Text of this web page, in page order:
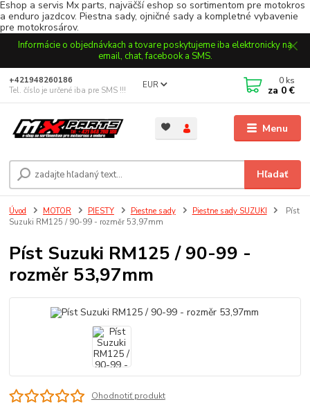
Eshop a servis Mx parts, najväčší eshop so sortimentom pre motokros
a enduro jazdcov. Piestna sady, ojničné sady a kompletné vybavenie
pre motokrosárov.
Informácie o objednávkach a tovare poskytujeme iba elektronicky na
email, chat, facebook a SMS.
Menu
EUR
Hľadať
+421948260186
Tel. číslo je určené iba pre SMS !!!
0 ks
za 0 €
Úvod MOTOR PIESTY Piestne sady Piestne sady SUZUKI
Píst
Suzuki RM125 / 90-99 - rozměr 53,97mm
Píst Suzuki RM125 / 90-99 -
rozměr 53,97mm
Ohodnotiť produkt